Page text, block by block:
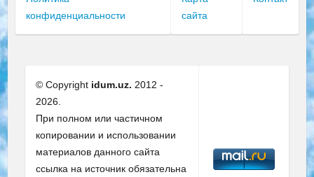
конфиденциальности
сайта
© Copyright idum.uz. 2012 -
2026.
При полном или частичном
копировании и использовании
материалов данного сайта
ссылка на источник обязательна